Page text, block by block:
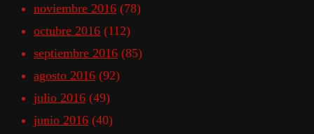
noviembre 2016 (78)
octubre 2016 (112)
septiembre 2016 (85)
agosto 2016 (92)
julio 2016 (49)
junio 2016 (40)